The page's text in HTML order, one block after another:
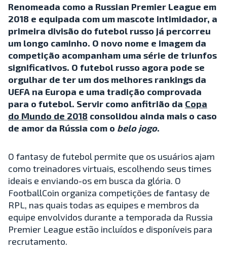
Renomeada como a Russian Premier League em
2018 e equipada com um mascote intimidador, a
primeira divisão do futebol russo já percorreu
um longo caminho. O novo nome e imagem da
competição acompanham uma série de triunfos
significativos. O futebol russo agora pode se
orgulhar de ter um dos melhores rankings da
UEFA na Europa e uma tradição comprovada
para o futebol. Servir como anfitrião da Copa
do Mundo de 2018 consolidou ainda mais o caso
de amor da Rússia com o belo jogo.
O fantasy de futebol permite que os usuários ajam
como treinadores virtuais, escolhendo seus times
ideais e enviando-os em busca da glória. O
FootballCoin organiza competições de fantasy de
RPL, nas quais todas as equipes e membros da
equipe envolvidos durante a temporada da Russia
Premier League estão incluídos e disponíveis para
recrutamento.